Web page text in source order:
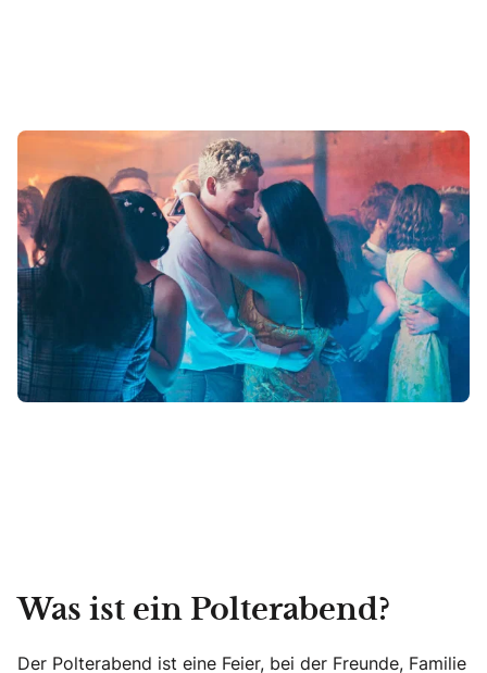
Was ist ein Polterabend?
Der Polterabend ist eine Feier, bei der Freunde, Familie